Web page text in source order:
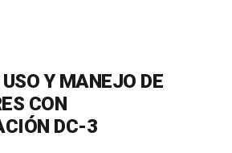
USO Y MANEJO DE
CON
DC-3